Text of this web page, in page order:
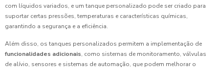
com líquidos variados, e um tanque personalizado pode ser criado para
suportar certas pressões, temperaturas e características químicas,
garantindo a segurança e a eficiência.
Além disso, os tanques personalizados permitem a implementação de
funcionalidades adicionais, como sisternas de monitoramento, válvulas
de alívio, sensores e sistemas de automação, que podem melhorar o